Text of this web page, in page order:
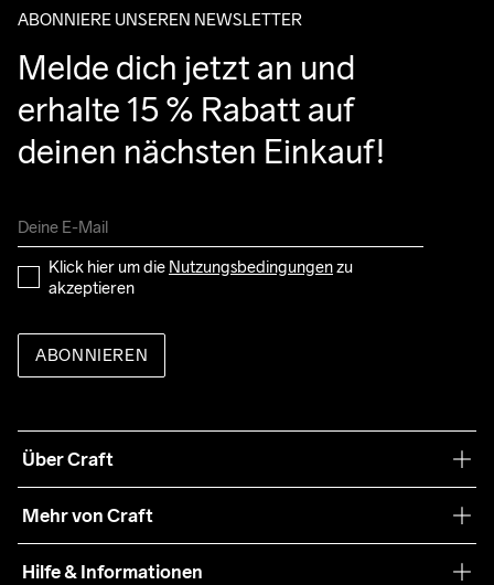
ABONNIERE UNSEREN NEWSLETTER
Melde dich jetzt an und
erhalte 15 % Rabatt auf
deinen nächsten Einkauf!
Klick hier um die Nutzungsbedingungen zu
akzeptieren
ABONNIEREN
Über Craft
Nachhaltigkeit
Mehr von Craft
Hilfe & Informationen